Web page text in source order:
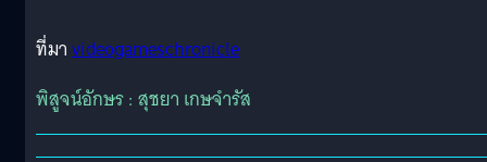
ที่มาvideogameschronicle
พิสูจน์อักษร : สุชยา เกษจำรัส